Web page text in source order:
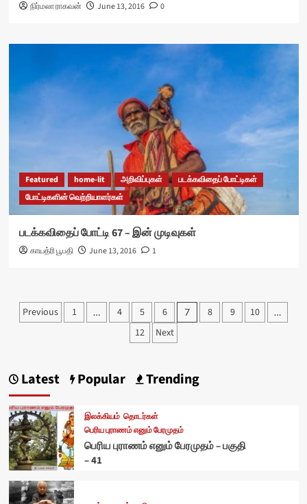
நிர்மலா ராகவன் June 13, 2016 0
Featured home-lit அறிவிப்புகள்
படக்கவிதைப் போட்டிகள்
போட்டிகளின் வெற்றியாளர்கள்
படக்கவிதைப் போட்டி 67 – இன் முடிவுகள்
காயத்ரி பூபதி June 13, 2016 1
Posts
Previous 1 … 4 5 6 7 8 9 10 …
12 Next
Latest Popular Trending
இலக்கியம் தொடர்கள்
பெரிய புராணம் எனும் பேரமுதம்
பெரிய புராணம் எனும் பேரமுதம் – பகுதி
– 41